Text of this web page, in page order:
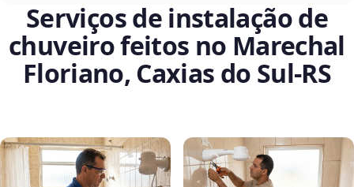
Serviços de instalação de
chuveiro feitos no Marechal
Floriano, Caxias do Sul‑RS